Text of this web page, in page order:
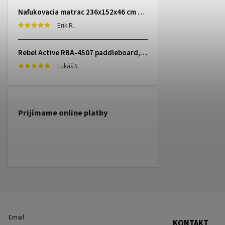
Nafukovacia matrac 236x152x46 cm so zabudovanou elektrickou pumpou INTEX 64448
Erik R.
Rebel Active RBA-4507 paddleboard, 335 cm L-RBA-4507-OR
Lukáš S.
Prijímame online platby
Email